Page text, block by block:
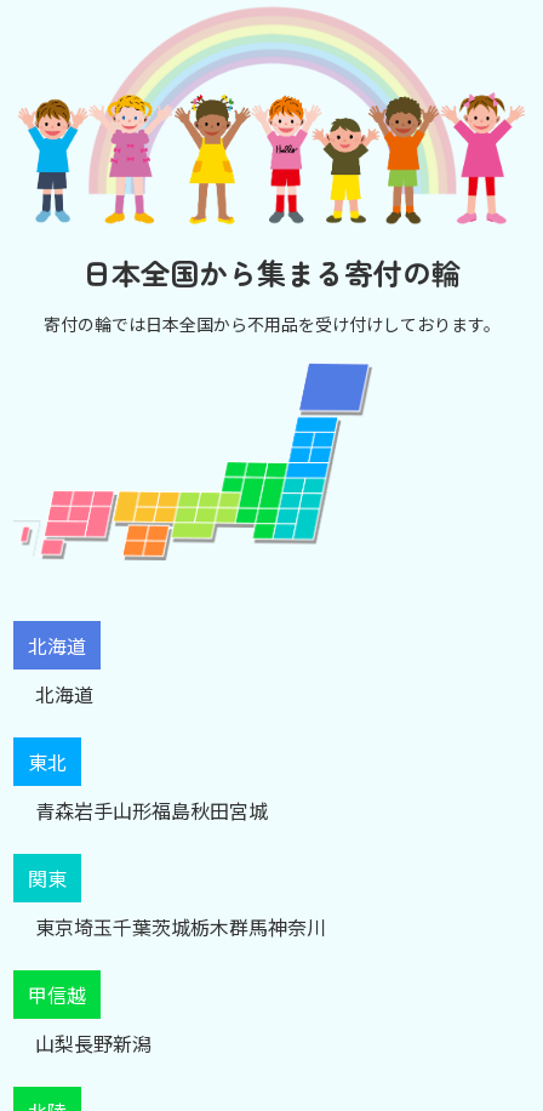
日本全国から集まる寄付の輪
寄付の輪では日本全国から不用品を受け付けしております。
北海道
北海道
東北
青森岩手山形福島秋田宮城
関東
東京埼玉千葉茨城栃木群馬神奈川
甲信越
山梨長野新潟